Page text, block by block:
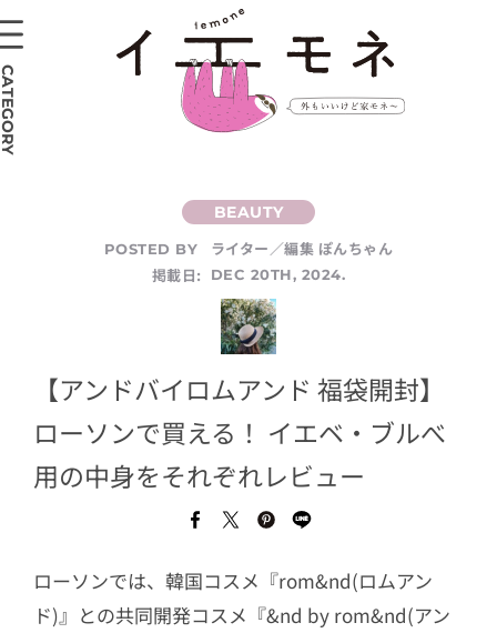
POSTED BY
ライター／編集 ぽんちゃん
掲載日:
DEC 20TH, 2024.
【アンドバイロムアンド 福袋開封】
ローソンで買える！ イエベ・ブルべ
用の中身をそれぞれレビュー
ローソンでは、韓国コスメ『rom&nd(ロムアン
ド)』との共同開発コスメ『&nd by rom&nd(アン